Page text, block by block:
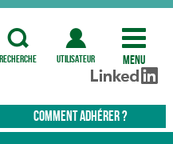
recherche utilisateur Menu
COMMENT ADHÉRER ?